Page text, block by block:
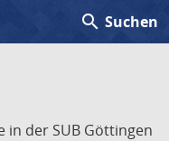
search Suchen
in der SUB Göttingen